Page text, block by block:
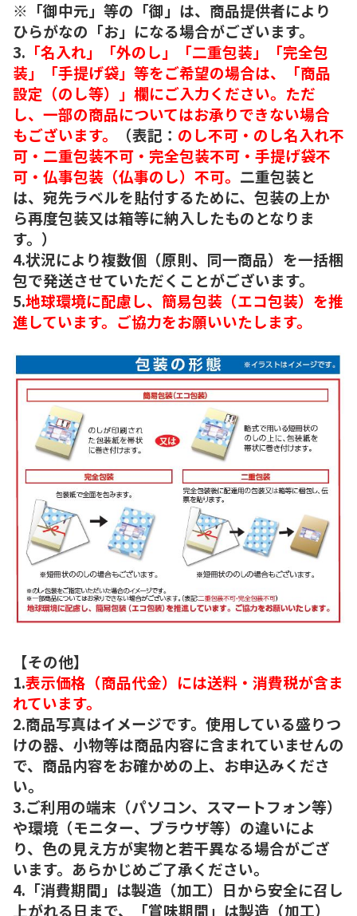
※「御中元」等の「御」は、商品提供者により
ひらがなの「お」になる場合がございます。
3. 「名入れ」「外のし」「二重包装」「完全包
装」「手提げ袋」等をご希望の場合は、「商品
設定（のし等）」欄にご入力ください。ただ
し、一部の商品についてはお承りできない場合
もございます。
（表記： のし不可・のし名入れ不
可・二重包装不可・完全包装不可・手提げ袋不
可・仏事包装（仏事のし）不可。 二重包装と
は、宛先ラベルを貼付するために、包装の上か
ら再度包装又は箱等に納入したものとなりま
す。）
4.状況により複数個（原則、同一商品）を一括梱
包で発送させていただくことがございます。
5.地球環境に配慮し、簡易包装（エコ包装）を推
進しています。ご協力をお願いいたします。
【その他】
1.表示価格（商品代金）には送料・消費税が含ま
れています。
2.商品写真はイメージです。使用している盛りつ
けの器、小物等は商品内容に含まれていませんの
で、商品内容をお確かめの上、お申込みくださ
い。
3.ご利用の端末（パソコン、スマートフォン等）
や環境（モニター、ブラウザ等）の違いによ
り、色の見え方が実物と若干異なる場合がござ
います。あらかじめご了承ください。
4.「消費期間」は製造（加工）日から安全に召し
上がれる日まで、「賞味期間」は製造（加工）